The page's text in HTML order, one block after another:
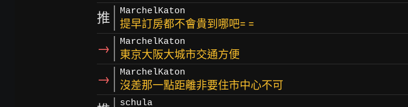
推 MarchelKaton
提早訂房都不會貴到哪吧= =
→ MarchelKaton
東京大阪大城市交通方便
→ MarchelKaton
沒差那一點距離非要住市中心不可
schula